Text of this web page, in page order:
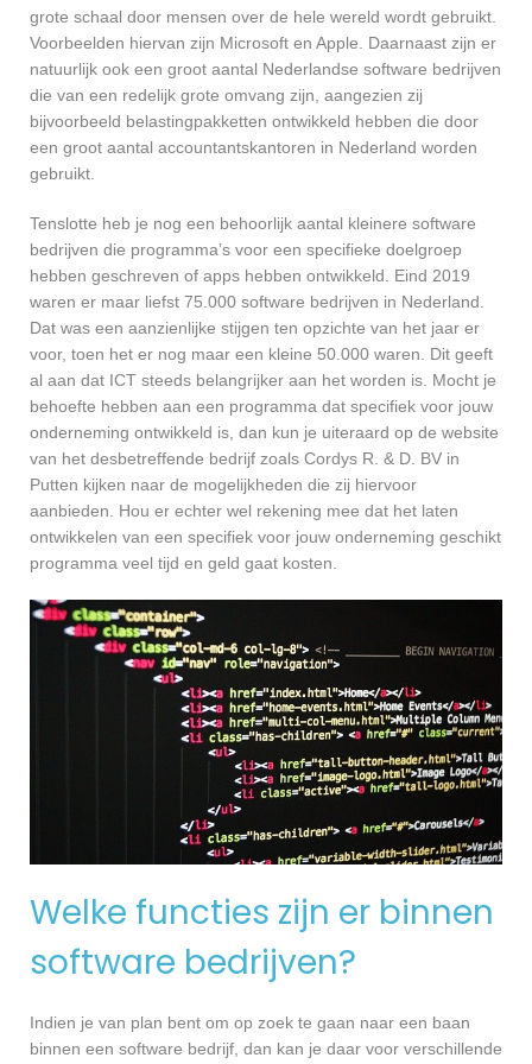
grote schaal door mensen over de hele wereld wordt gebruikt.
Voorbeelden hiervan zijn Microsoft en Apple. Daarnaast zijn er
natuurlijk ook een groot aantal Nederlandse software bedrijven
die van een redelijk grote omvang zijn, aangezien zij
bijvoorbeeld belastingpakketten ontwikkeld hebben die door
een groot aantal accountantskantoren in Nederland worden
gebruikt.
Tenslotte heb je nog een behoorlijk aantal kleinere software
bedrijven die programma’s voor een specifieke doelgroep
hebben geschreven of apps hebben ontwikkeld. Eind 2019
waren er maar liefst 75.000 software bedrijven in Nederland.
Dat was een aanzienlijke stijgen ten opzichte van het jaar er
voor, toen het er nog maar een kleine 50.000 waren. Dit geeft
al aan dat ICT steeds belangrijker aan het worden is. Mocht je
behoefte hebben aan een programma dat specifiek voor jouw
onderneming ontwikkeld is, dan kun je uiteraard op de website
van het desbetreffende bedrijf zoals Cordys R. & D. BV in
Putten kijken naar de mogelijkheden die zij hiervoor
aanbieden. Hou er echter wel rekening mee dat het laten
ontwikkelen van een specifiek voor jouw onderneming geschikt
programma veel tijd en geld gaat kosten.
Welke functies zijn er binnen
software bedrijven?
Indien je van plan bent om op zoek te gaan naar een baan
binnen een software bedrijf, dan kan je daar voor verschillende